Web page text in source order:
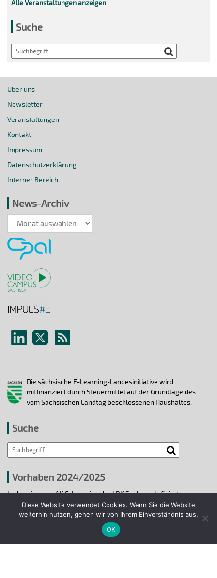
Alle Veranstaltungen anzeigen
Suche
Search
Über uns
Newsletter
Veranstaltungen
Kontakt
Impressum
Datenschutzerklärung
Interner Bereich
News-Archiv
News-
Archiv
Die sächsische E-Learning-Landesinitiative wird
mitfinanziert durch Steuermittel auf der Grundlage des
vom Sächsischen Landtag beschlossenen Haushaltes.
Suche
Vorhaben 2024/2025
In den vier vom AK E-Learning der LRK Sachsen definierten
strategischen Handlungsfeldern 2024/25 wurden bis 31.12.2025
ausgewählte E-Learning-Hochschulvorhaben durchgeführt.
Diese Website verwendet Cookies. Wenn Sie die Website
weiterhin nutzen, gehen wir von Ihrem Einverständnis aus.
OK